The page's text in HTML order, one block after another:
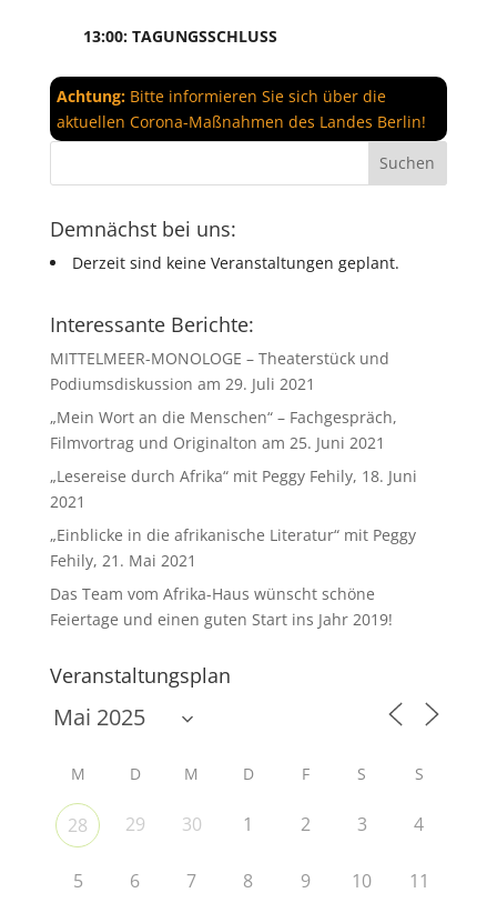
13:00: TAGUNGSSCHLUSS
Achtung:Bitte informieren Sie sich über die
aktuellen Corona-Maßnahmen des Landes Berlin!
Demnächst bei uns:
Derzeit sind keine Veranstaltungen geplant.
Interessante Berichte:
MITTELMEER-MONOLOGE – Theaterstück und
Podiumsdiskussion am 29. Juli 2021
„Mein Wort an die Menschen“ – Fachgespräch,
Filmvortrag und Originalton am 25. Juni 2021
„Lesereise durch Afrika“ mit Peggy Fehily, 18. Juni
2021
„Einblicke in die afrikanische Literatur“ mit Peggy
Fehily, 21. Mai 2021
Das Team vom Afrika-Haus wünscht schöne
Feiertage und einen guten Start ins Jahr 2019!
Veranstaltungsplan
M D M D F S S
28 29 30 1 2 3 4
5 6 7 8 9 10 11